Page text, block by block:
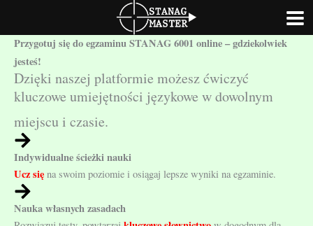
do
treści
treściPrzygotuj się do egzaminu STANAG 6001 online – gdziekolwiek
jesteś!
Dzięki naszej platformie możesz ćwiczyć
kluczowe umiejętności językowe w dowolnym
miejscu i czasie.
Indywidualne ścieżki nauki
Ucz się na swoim poziomie i osiągaj lepsze wyniki na egzaminie.
Nauka własnych zasadach